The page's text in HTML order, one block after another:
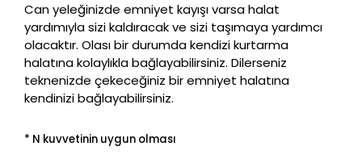
Can yeleğinizde emniyet kayışı varsa halat
yardımıyla sizi kaldıracak ve sizi taşımaya yardımcı
olacaktır. Olası bir durumda kendizi kurtarma
halatına kolaylıkla bağlayabilirsiniz. Dilerseniz
teknenizde çekeceğiniz bir emniyet halatına
kendinizi bağlayabilirsiniz.
* N kuvvetinin uygun olması